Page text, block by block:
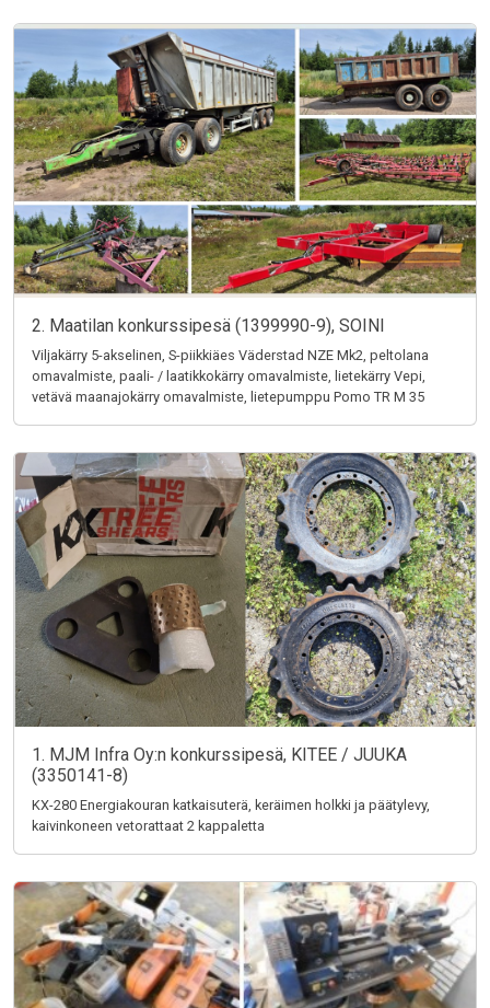
2. Maatilan konkurssipesä (1399990-9), SOINI
Viljakärry 5-akselinen, S-piikkiäes Väderstad NZE Mk2, peltolana
omavalmiste, paali- / laatikkokärry omavalmiste, lietekärry Vepi,
vetävä maanajokärry omavalmiste, lietepumppu Pomo TR M 35
1. MJM Infra Oy:n konkurssipesä, KITEE / JUUKA
(3350141-8)
KX-280 Energiakouran katkaisuterä, keräimen holkki ja päätylevy,
kaivinkoneen vetorattaat 2 kappaletta